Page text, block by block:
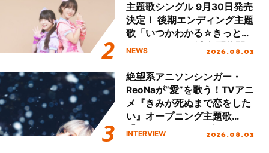
主題歌シングル 9月30日発売
決定！ 後期エンディング主題
歌「いつかわかる☆きっとあ
える」TVサイズ先行配信開
NEWS 2026.08.03
絶望系アニソンシンガー・
ReoNaが“愛”を歌う！TVアニ
メ『きみが死ぬまで恋をした
い』オープニング主題歌
「Amore」インタビュー
INTERVIEW 2026.08.03